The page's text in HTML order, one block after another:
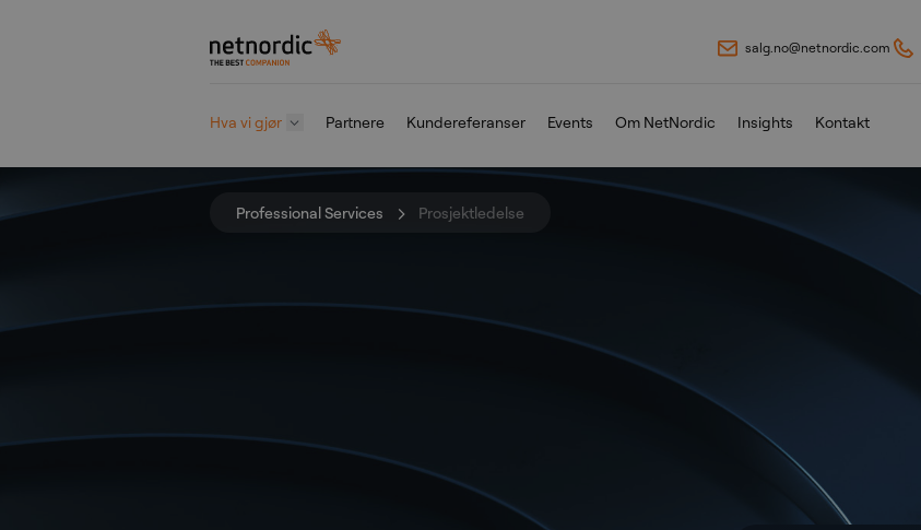
Gå til innhold
NetNordic Norway salg.no@netnordic.com
Hva vi gjør Partnere Kundereferanser Events Om NetNordic Insights Kontakt
Professional Services Prosjektledelse